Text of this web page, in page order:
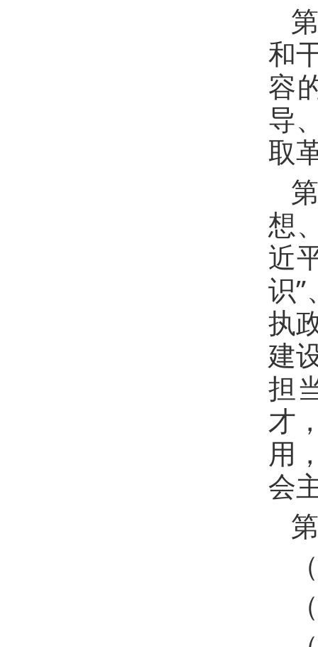
和
容
导
取
想
近
识
执
建
担
才
用
会